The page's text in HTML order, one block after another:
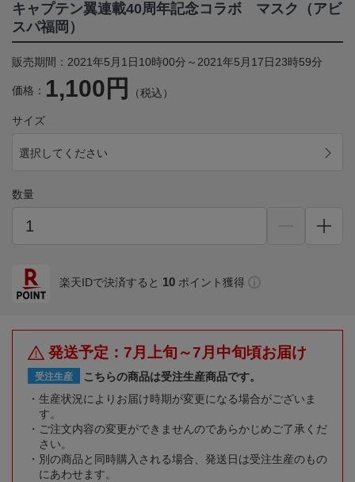
キャプテン翼連載40周年記念コラボ マスク（アビ
スパ福岡）
販売期間：2021年5月1日10時00分～2021年5月17日23時59分
価格： 1,100円 （税込）
サイズ
選択してください
数量
楽天IDで決済すると 10 ポイント獲得
発送予定：7月上旬～7月中旬頃お届け
受注生産
こちらの商品は受注生産商品です。
生産状況によりお届け時期が変更になる場合がございま
す。
ご注文内容の変更ができませんのであらかじめご了承くだ
さい。
別の商品と同時購入される場合、発送日は受注生産のもの
にあわせます。